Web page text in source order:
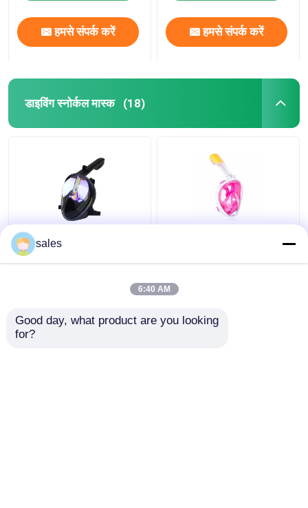
हमसे संपर्क करें हमसे संपर्क करें
डाइविंग स्नोर्कल मास्क (18)
स्नॉर्कल डाइविंग के साथ
सिलिकॉन 180 डिग्री फुल
sales
6:40 AM
Good day, what product are you looking
for?